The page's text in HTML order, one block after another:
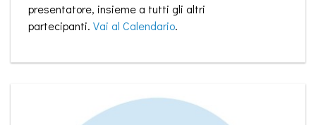
presentatore, insieme a tutti gli altri
partecipanti. Vai al Calendario.